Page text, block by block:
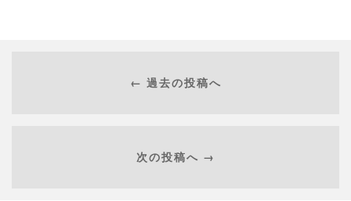
← 過去の投稿へ
次の投稿へ →